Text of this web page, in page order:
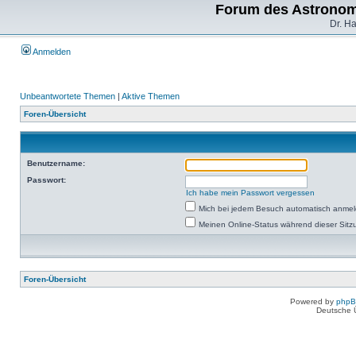
Forum des
Dr.
Anmelden
Unbeantwortete Themen | Aktive Themen
Foren-Übersicht
Benutzername:
Passwort:
Ich habe mein Passwort vergessen
Mich bei jedem Besuch automatisch
Meinen Online-Status während dieser
Foren-Übersicht
Powered by
Deutsche